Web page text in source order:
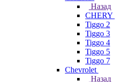
Назад
CHERY
Tiggo 2
Tiggo 3
Tiggo 4
Tiggo 5
Tiggo 7
Chevrolet
Назад